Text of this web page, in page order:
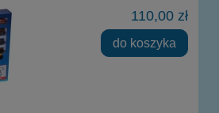
110,00 zł
do koszyka